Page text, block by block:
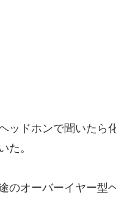
ッドホンで聞いたら
た。
のオーバーイヤー型